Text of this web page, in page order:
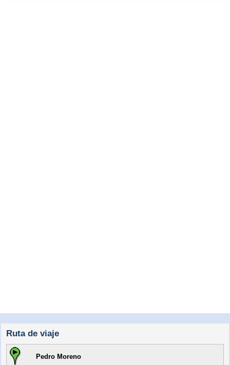
Ruta de viaje
Pedro Moreno